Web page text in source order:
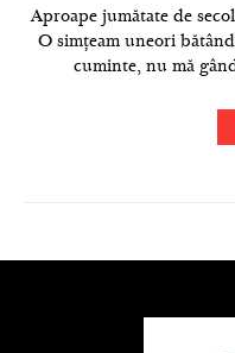
Aproape jumătate de
O simțeam uneori
cuminte, nu mă